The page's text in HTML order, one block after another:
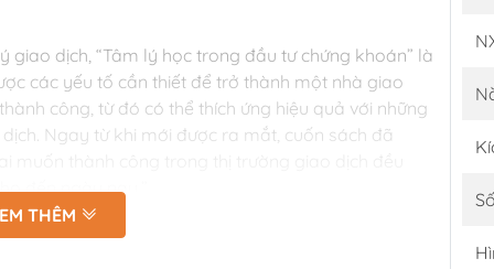
dịch, “Tâm lý học trong đầu tư chứng khoán” là
các yếu tố cần thiết để trở thành một nhà giao
công, từ đó có thể thích ứng hiệu quả với những
Ngay từ khi mới được ra mắt, cuốn sách đã
đến ngày nay.”
lĩnh vực đầu tư chứng khoán, cách thấu hiểu và
THÊM